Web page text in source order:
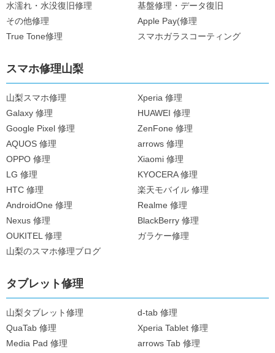
水濡れ・水没復旧修理
基盤修理・データ復旧
その他修理
Apple Pay(修理
True Tone修理
スマホガラスコーティング
スマホ修理山梨
山梨スマホ修理
Xperia 修理
Galaxy 修理
HUAWEI 修理
Google Pixel 修理
ZenFone 修理
AQUOS 修理
arrows 修理
OPPO 修理
Xiaomi 修理
LG 修理
KYOCERA 修理
HTC 修理
楽天モバイル 修理
AndroidOne 修理
Realme 修理
Nexus 修理
BlackBerry 修理
OUKITEL 修理
ガラケー修理
山梨のスマホ修理ブログ
タブレット修理
山梨タブレット修理
d-tab 修理
QuaTab 修理
Xperia Tablet 修理
Media Pad 修理
arrows Tab 修理